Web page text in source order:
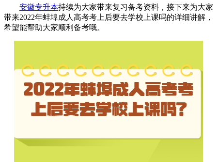
安徽专升本持续为大家带来复习备考资料，接下来为大家
带来2022年蚌埠成人高考考上后要去学校上课吗的详细讲解，
希望能帮助大家顺利备考哦。